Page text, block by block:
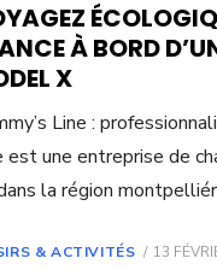
À BORD
X
Line :
est une entreprise de
la région
& ACTIVITÉS
POSTED
13